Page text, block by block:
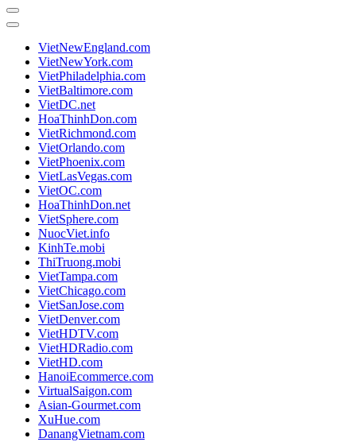
VietNewEngland.com
VietNewYork.com
VietPhiladelphia.com
VietBaltimore.com
VietDC.net
HoaThinhDon.com
VietRichmond.com
VietOrlando.com
VietPhoenix.com
VietLasVegas.com
VietOC.com
HoaThinhDon.net
VietSphere.com
NuocViet.info
KinhTe.mobi
ThiTruong.mobi
VietTampa.com
VietChicago.com
VietSanJose.com
VietDenver.com
VietHDTV.com
VietHDRadio.com
VietHD.com
HanoiEcommerce.com
VirtualSaigon.com
Asian-Gourmet.com
XuHue.com
DanangVietnam.com